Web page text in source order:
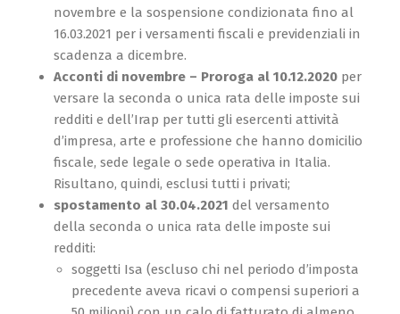
novembre e la sospensione condizionata fino al
16.03.2021 per i versamenti fiscali e previdenziali in
scadenza a dicembre.
Acconti di novembre – Proroga al 10.12.2020 per
versare la seconda o unica rata delle imposte sui
redditi e dell’Irap per tutti gli esercenti attività
d’impresa, arte e professione che hanno domicilio
fiscale, sede legale o sede operativa in Italia.
Risultano, quindi, esclusi tutti i privati;
spostamento al 30.04.2021 del versamento
della seconda o unica rata delle imposte sui
redditi:
soggetti Isa (escluso chi nel periodo d’imposta
precedente aveva ricavi o compensi superiori a